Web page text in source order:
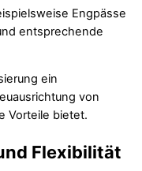
Engpässe
entsprechende
ein
von
Vorteile bietet.
Flexibilität